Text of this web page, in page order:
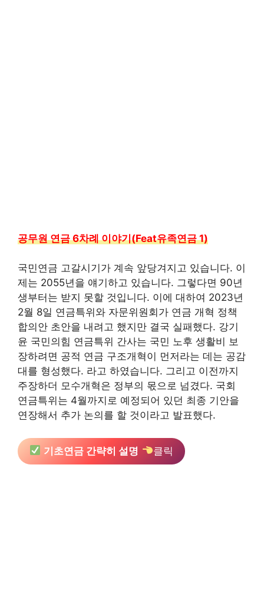
공무원 연금 6차례 이야기(Feat유족연금 1)
국민연금 고갈시기가 계속 앞당겨지고 있습니다. 이
제는 2055년을 얘기하고 있습니다. 그렇다면 90년
생부터는 받지 못할 것입니다. 이에 대하여 2023년
2월 8일 연금특위와 자문위원회가 연금 개혁 정책
합의안 초안을 내려고 했지만 결국 실패했다. 강기
윤 국민의힘 연금특위 간사는 국민 노후 생활비 보
장하려면 공적 연금 구조개혁이 먼저라는 데는 공감
대를 형성했다. 라고 하였습니다. 그리고 이전까지
주장하더 모수개혁은 정부의 몫으로 넘겼다. 국회
연금특위는 4월까지로 예정되어 있던 최종 기안을
연장해서 추가 논의를 할 것이라고 발표했다.
기초연금 간략히 설명 클릭